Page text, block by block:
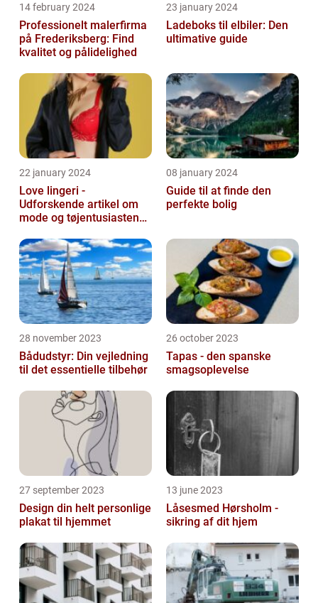
14 february 2024
Professionelt malerfirma
på Frederiksberg: Find
kvalitet og pålidelighed
23 january 2024
Ladeboks til elbiler: Den
ultimative guide
22 january 2024
Love lingeri -
Udforskende artikel om
mode og tøjentusiastens
08 january 2024
Guide til at finde den
perfekte bolig
28 november 2023
Bådudstyr: Din vejledning
til det essentielle tilbehør
26 october 2023
Tapas - den spanske
smagsoplevelse
27 september 2023
Design din helt personlige
plakat til hjemmet
13 june 2023
Låsesmed Hørsholm -
sikring af dit hjem